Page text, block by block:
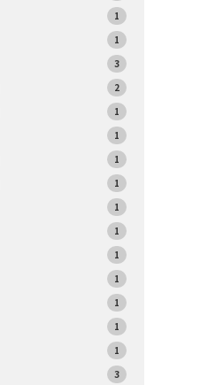
1
1
3
2
1
1
1
1
1
1
1
1
1
1
1
3